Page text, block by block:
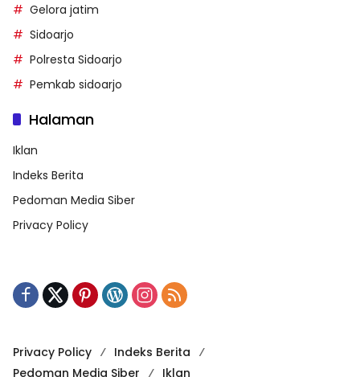
Gelora jatim
Sidoarjo
Polresta Sidoarjo
Pemkab sidoarjo
Halaman
Iklan
Indeks Berita
Pedoman Media Siber
Privacy Policy
Privacy Policy
Indeks Berita
Pedoman Media Siber
Iklan